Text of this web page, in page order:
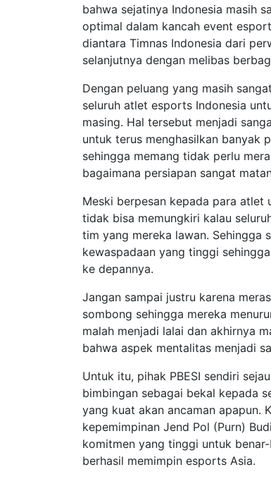
bahwa sejatinya Indonesia masih
optimal dalam kancah event
diantara Timnas Indonesia dari
selanjutnya dengan melibas
Dengan peluang yang masih
seluruh atlet esports Indonesia
masing. Hal tersebut menjadi
untuk terus menghasilkan banyak
sehingga memang tidak perlu
bagaimana persiapan sangat
Meski berpesan kepada para atlet
tidak bisa memungkiri kalau
tim yang mereka lawan. Sehingga
kewaspadaan yang tinggi
ke depannya.
Jangan sampai justru karena
sombong sehingga mereka
malah menjadi lalai dan akhirnya
bahwa aspek mentalitas menjadi
Untuk itu, pihak PBESI sendiri
bimbingan sebagai bekal kepada
yang kuat akan ancaman apapun.
kepemimpinan Jend Pol (Purn)
komitmen yang tinggi untuk
berhasil memimpin esports Asia.